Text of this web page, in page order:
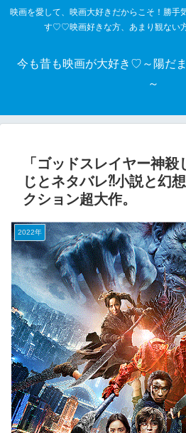
映画を愛して、映画大好きだからこそ！勝手
す♡♡映画好きな方、あまり観ない
今も昔も映画が大好き♡～陽だ
～
「ゴッドスレイヤー神
じとネタバレ⁈小説と幻
クション超大作。
2022年